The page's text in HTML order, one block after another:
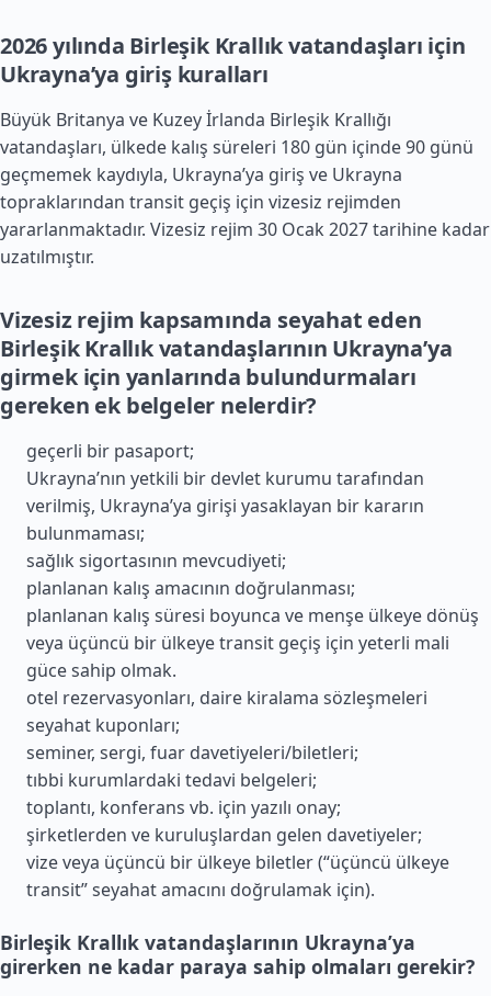
2026 yılında Birleşik Krallık vatandaşları için
Ukrayna’ya giriş kuralları
Büyük Britanya ve Kuzeyİrlanda Birleşik Krallığı
vatandaşları, ülkede kalış süreleri 180 gün içinde 90 günü
geçmemek kaydıyla, Ukrayna’ya giriş ve Ukrayna
topraklarından transit geçiş için vizesiz rejimden
yararlanmaktadır. Vizesiz rejim 30 Ocak 2027 tarihine kadar
uzatılmıştır.
Vizesiz rejim kapsamında seyahat eden
Birleşik Krallık vatandaşlarının Ukrayna’ya
girmek için yanlarında bulundurmaları
gereken ek belgeler nelerdir?
geçerli bir pasaport;
Ukrayna’nın yetkili bir devlet kurumu tarafından
verilmiş, Ukrayna’ya girişi yasaklayan bir kararın
bulunmaması;
sağlık sigortasının mevcudiyeti;
planlanan kalış amacının doğrulanması;
planlanan kalış süresi boyunca ve menşe ülkeye dönüş
veya üçüncü bir ülkeye transit geçiş için yeterli mali
güce sahip olmak.
otel rezervasyonları, daire kiralama sözleşmeleri
seyahat kuponları;
seminer, sergi, fuar davetiyeleri/biletleri;
tıbbi kurumlardaki tedavi belgeleri;
toplantı, konferans vb. için yazılı onay;
şirketlerden ve kuruluşlardan gelen davetiyeler;
vize veya üçüncü bir ülkeye biletler (“üçüncü ülkeye
transit” seyahat amacını doğrulamak için).
Birleşik Krallık vatandaşlarının Ukrayna’ya
girerken ne kadar paraya sahip olmaları gerekir?